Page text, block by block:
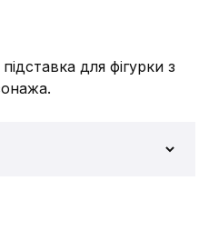
для фігурки з